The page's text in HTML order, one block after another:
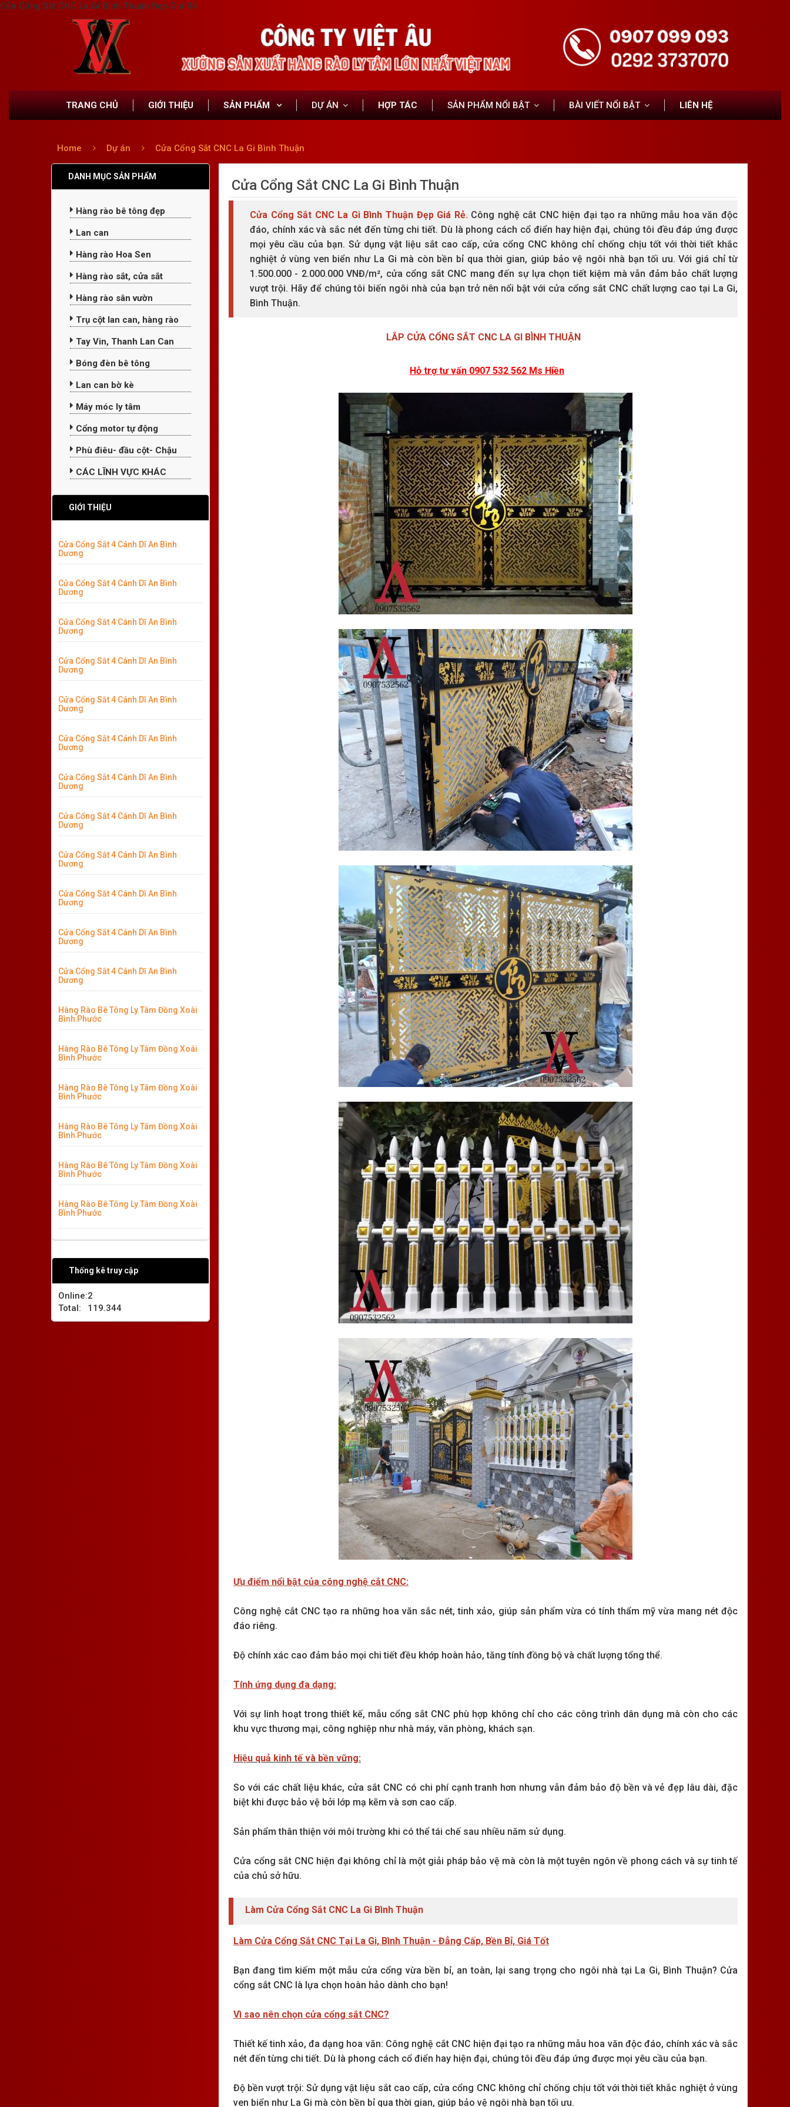
Cửa Cổng Sắt CNC La Gi Bình Thuận Đẹp Giá Rẻ
TRANG CHỦ GIỚI THIỆU SẢN PHẨM DỰ ÁN HỢP TÁC SẢN PHẨM NỔI BẬT BÀI VIẾT NỔI BẬT LIÊN HỆ
Home Dự án Cửa Cổng Sắt CNC La Gi Bình Thuận
DANH MỤC SẢN PHẨM
Hàng rào bê tông đẹp
Lan can
Hàng rào Hoa Sen
Hàng rào sắt, cửa sắt
Hàng rào sân vườn
Trụ cột lan can, hàng rào
Tay Vin, Thanh Lan Can
Bóng đèn bê tông
Lan can bờ kè
Máy móc ly tâm
Cổng motor tự động
Phù điêu- đầu cột- Chậu
CÁC LĨNH VỰC KHÁC
GIỚI THIỆU
Cửa Cổng Sắt 4 Cánh Dĩ An Bình
Dương
Cửa Cổng Sắt 4 Cánh Dĩ An Bình
Dương
Cửa Cổng Sắt 4 Cánh Dĩ An Bình
Dương
Cửa Cổng Sắt 4 Cánh Dĩ An Bình
Dương
Cửa Cổng Sắt 4 Cánh Dĩ An Bình
Dương
Cửa Cổng Sắt 4 Cánh Dĩ An Bình
Dương
Cửa Cổng Sắt 4 Cánh Dĩ An Bình
Dương
Cửa Cổng Sắt 4 Cánh Dĩ An Bình
Dương
Cửa Cổng Sắt 4 Cánh Dĩ An Bình
Dương
Cửa Cổng Sắt 4 Cánh Dĩ An Bình
Dương
Cửa Cổng Sắt 4 Cánh Dĩ An Bình
Dương
Cửa Cổng Sắt 4 Cánh Dĩ An Bình
Dương
Hàng Rào Bê Tông Ly Tâm Đồng Xoài
Bình Phước
Hàng Rào Bê Tông Ly Tâm Đồng Xoài
Bình Phước
Hàng Rào Bê Tông Ly Tâm Đồng Xoài
Bình Phước
Hàng Rào Bê Tông Ly Tâm Đồng Xoài
Bình Phước
Hàng Rào Bê Tông Ly Tâm Đồng Xoài
Bình Phước
Hàng Rào Bê Tông Ly Tâm Đồng Xoài
Bình Phước
Thống kê truy cập
Online:2
Total:
119.344
Cửa Cổng Sắt CNC La Gi Bình Thuận
Cửa Cổng Sắt CNC La Gi Bình ThuậnĐẹp Giá Rẻ. Công nghệ cắt CNC hiện đại tạo ra những mẫu hoa văn độc
đáo, chính xác và sắc nét đến từng chi tiết. Dù là phong cách cổ điển hay hiện đại, chúng tôi đều đáp ứng được
mọi yêu cầu của bạn. Sử dụng vật liệu sắt cao cấp, cửa cổng CNC không chỉ chống chịu tốt với thời tiết khắc
nghiệt ở vùng ven biển như La Gi mà còn bền bỉ qua thời gian, giúp bảo vệ ngôi nhà bạn tối ưu. Với giá chỉ từ
1.500.000 - 2.000.000 VNĐ/m², cửa cổng sắt CNC mang đến sự lựa chọn tiết kiệm mà vẫn đảm bảo chất lượng
vượt trội. Hãy để chúng tôi biến ngôi nhà của bạn trở nên nổi bật với cửa cổng sắt CNC chất lượng cao tại La Gi,
Bình Thuận.
LẮP CỬA CỔNG SẮT CNC LA GI BÌNH THUẬN
Hỗ trợ tư vấn 0907 532 562 Ms Hiền
Ưu điểm nổi bật của công nghệ cắt CNC:
Công nghệ cắt CNC tạo ra những hoa văn sắc nét, tinh xảo, giúp sản phẩm vừa có tính thẩm mỹ vừa mang nét độc
đáo riêng.
Độ chính xác cao đảm bảo mọi chi tiết đều khớp hoàn hảo, tăng tính đồng bộ và chất lượng tổng thể.
Tính ứng dụng đa dạng:
Với sự linh hoạt trong thiết kế, mẫu cổng sắt CNC phù hợp không chỉ cho các công trình dân dụng mà còn cho các
khu vực thương mại, công nghiệp như nhà máy, văn phòng, khách sạn.
Hiệu quả kinh tế và bền vững:
So với các chất liệu khác, cửa sắt CNC có chi phí cạnh tranh hơn nhưng vẫn đảm bảo độ bền và vẻ đẹp lâu dài, đặc
biệt khi được bảo vệ bởi lớp mạ kẽm và sơn cao cấp.
Sản phẩm thân thiện với môi trường khi có thể tái chế sau nhiều năm sử dụng.
Cửa cổng sắt CNC hiện đại không chỉ là một giải pháp bảo vệ mà còn là một tuyên ngôn về phong cách và sự tinh tế
của chủ sở hữu.
Làm Cửa Cổng Sắt CNC La Gi Bình Thuận
Làm Cửa Cổng Sắt CNC Tại La Gi, Bình Thuận - Đẳng Cấp, Bền Bỉ, Giá Tốt
Bạn đang tìm kiếm một mẫu cửa cổng vừa bền bỉ, an toàn, lại sang trọng cho ngôi nhà tại La Gi, Bình Thuận? Cửa
cổng sắt CNC là lựa chọn hoàn hảo dành cho bạn!
Vì sao nên chọn cửa cổng sắt CNC?
Thiết kế tinh xảo, đa dạng hoa văn: Công nghệ cắt CNC hiện đại tạo ra những mẫu hoa văn độc đáo, chính xác và sắc
nét đến từng chi tiết. Dù là phong cách cổ điển hay hiện đại, chúng tôi đều đáp ứng được mọi yêu cầu của bạn.
Độ bền vượt trội: Sử dụng vật liệu sắt cao cấp, cửa cổng CNC không chỉ chống chịu tốt với thời tiết khắc nghiệt ở vùng
ven biển như La Gi mà còn bền bỉ qua thời gian, giúp bảo vệ ngôi nhà bạn tối ưu.